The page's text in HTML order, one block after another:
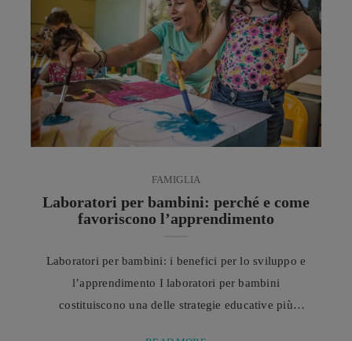
significativi degli ultimi decenni, un ...
FAMIGLIA
Laboratori per bambini: perché e come
favoriscono l’apprendimento
Laboratori per bambini: i benefici per lo sviluppo e
l’apprendimento I laboratori per bambini
costituiscono una delle strategie educative più